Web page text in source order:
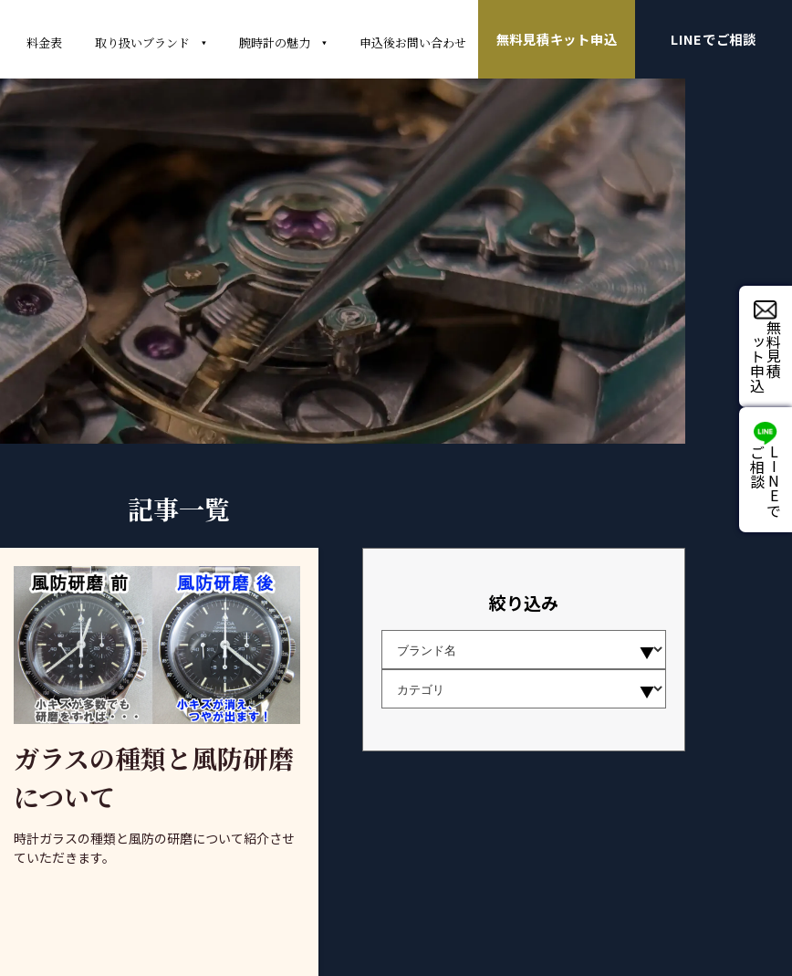
無料見積
キット申込
LINEで
ご相談
料金表 取り扱いブランド
カルティエ [Cartier]
ブルガリ [BVLGARI]
腕時計の魅力 申込後お問い合わせ 無料見積キット申込 LINEでご相談
記事一覧
ガラスの種類と風防研磨
について
時計ガラスの種類と風防の研磨について紹介させ
ていただきます。
絞り込み